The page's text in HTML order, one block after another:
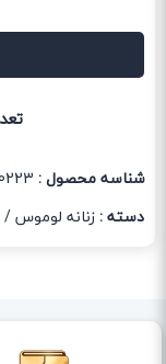
شناسه محصول :
دسته :زنانه لوموس/